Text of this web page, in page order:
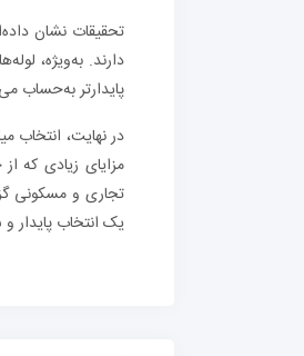
پایدارتر به‌حساب
در نهایت، انتخاب
مزایای زیادی که
تجاری و مسکونی
یک انتخاب پایدار و